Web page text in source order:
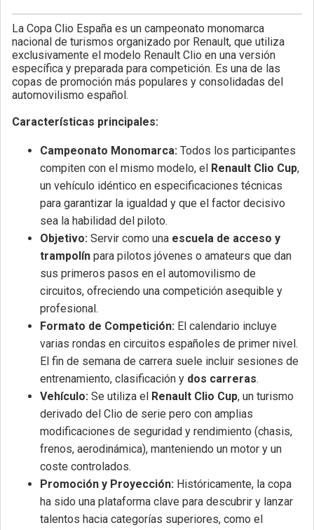
La Copa Clio España es un campeonato monomarca
nacional de turismos organizado por Renault, que utiliza
exclusivamente el modelo Renault Clio en una versión
específica y preparada para competición. Es una de las
copas de promoción más populares y consolidadas del
automovilismo español.
Características principales:
Campeonato Monomarca: Todos los participantes
compiten con el mismo modelo, el Renault Clio Cup,
un vehículo idéntico en especificaciones técnicas
para garantizar la igualdad y que el factor decisivo
sea la habilidad del piloto.
Objetivo: Servir como una escuela de acceso y
trampolín para pilotos jóvenes o amateurs que dan
sus primeros pasos en el automovilismo de
circuitos, ofreciendo una competición asequible y
profesional.
Formato de Competición: El calendario incluye
varias rondas en circuitos españoles de primer nivel.
El fin de semana de carrera suele incluir sesiones de
entrenamiento, clasificación y dos carreras.
Vehículo: Se utiliza el Renault Clio Cup, un turismo
derivado del Clio de serie pero con amplias
modificaciones de seguridad y rendimiento (chasis,
frenos, aerodinámica), manteniendo un motor y un
coste controlados.
Promoción y Proyección: Históricamente, la copa
ha sido una plataforma clave para descubrir y lanzar
talentos hacia categorías superiores, como el